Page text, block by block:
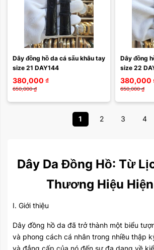
Dây đồng hồ da cá sấu khâu tay
size 21 DAY144
380,000 ₫
650,000 ₫
Dây đồng
size 22
380,000
650,000 ₫
1 2 3 4
Dây Da Đồng Hồ: Từ
Thương Hiệu
I. Giới thiệu
Dây đồng hồ da đã trở thành một biểu
và phong cách cá nhân trong nhiều thập
và đẳng cấp của nó đến sự đa dạng về